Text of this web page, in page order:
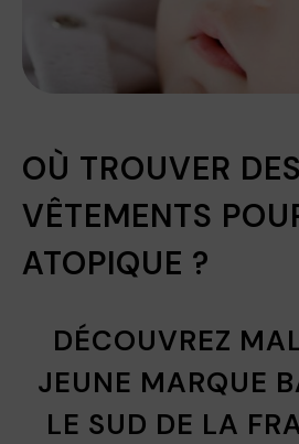
OÙ TROUVER DES
VÊTEMENTS
ATOPIQUE ?
DÉCOUVREZ
JEUNE MARQUE
LE SUD DE LA